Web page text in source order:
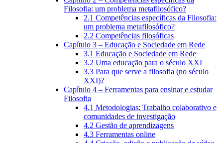
Filosofia: um problema metafilosófico?
2.1 Competências específicas da Filosofia:
um problema metafilosófico?
2.2 Competências filosóficas
Capítulo 3 – Educação e Sociedade em Rede
3.1 Educação e Sociedade em Rede
3.2 Uma educação para o século XXI
3.3 Para que serve a filosofia (no século
XXI)?
Capítulo 4 – Ferramentas para ensinar e estudar
Filosofia
4.1 Metodologias: Trabalho colaborativo e
comunidades de investigação
4.2 Gestão de aprendizagens
4.3 Ferramentas online